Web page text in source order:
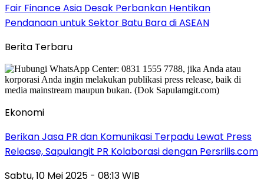
Fair Finance Asia Desak Perbankan Hentikan
Pendanaan untuk Sektor Batu Bara di ASEAN
Berita Terbaru
Ekonomi
Berikan Jasa PR dan Komunikasi Terpadu Lewat Press
Release, Sapulangit PR Kolaborasi dengan Persrilis.com
Sabtu, 10 Mei 2025 - 08:13 WIB